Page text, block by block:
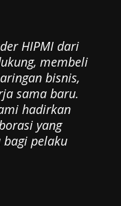
HIPMI dari
membeli
bisnis,
sama baru.
hadirkan
yang
pelaku